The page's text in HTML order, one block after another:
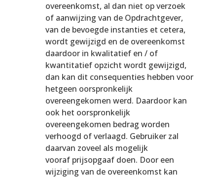
overeenkomst, al dan niet op verzoek
of aanwijzing van de Opdrachtgever,
van de bevoegde instanties et cetera,
wordt gewijzigd en de overeenkomst
daardoor in kwalitatief en / of
kwantitatief opzicht wordt gewijzigd,
dan kan dit consequenties hebben voor
hetgeen oorspronkelijk
overeengekomen werd. Daardoor kan
ook het oorspronkelijk
overeengekomen bedrag worden
verhoogd of verlaagd. Gebruiker zal
daarvan zoveel als mogelijk
vooraf prijsopgaaf doen. Door een
wijziging van de overeenkomst kan